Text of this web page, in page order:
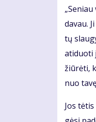
da­vau.
tų
ati­duo­ti
žiū­rė­ti,
nuo
Jos